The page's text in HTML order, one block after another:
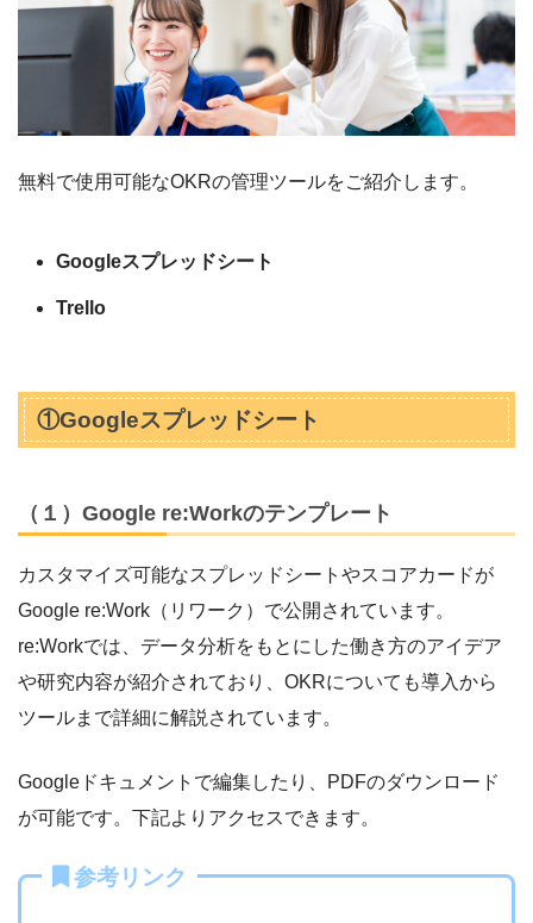
無料で使用可能なOKRの管理ツールをご紹介します。
Googleスプレッドシート
Trello
①Googleスプレッドシート
（１）Google re:Workのテンプレート
カスタマイズ可能なスプレッドシートやスコアカードが
Google re:Work（リワーク）で公開されています。
re:Workでは、データ分析をもとにした働き方のアイデア
や研究内容が紹介されており、OKRについても導入から
ツールまで詳細に解説されています。
Googleドキュメントで編集したり、PDFのダウンロード
が可能です。下記よりアクセスできます。
参考リンク